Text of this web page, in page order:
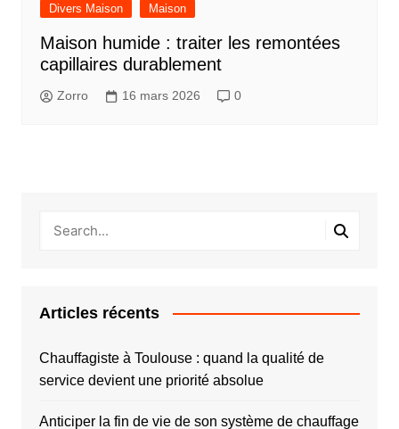
Divers Maison Maison
Maison humide : traiter les remontées
capillaires durablement
Zorro 16 mars 2026 0
Articles récents
Chauffagiste à Toulouse : quand la qualité de
service devient une priorité absolue
Anticiper la fin de vie de son système de chauffage